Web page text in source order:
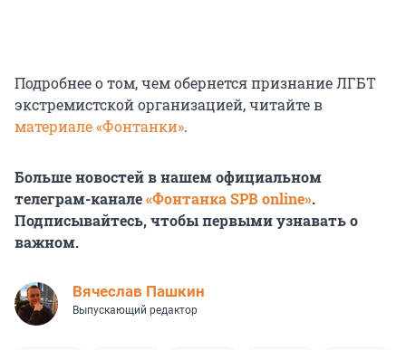
Подробнее о том, чем обернется признание ЛГБТ
экстремистской организацией, читайте в
материале «Фонтанки».
Больше новостей в нашем официальном
телеграм-канале«Фонтанка SPB online».
Подписывайтесь, чтобы первыми узнавать о
важном.
Вячеслав Пашкин
Выпускающий редактор